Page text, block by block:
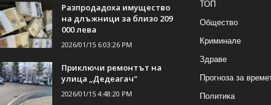
Разпродадоха имущество
на длъжници за близо 209
000 лева
2026/01/15 6:03:26 PM
Приключи ремонтът на
улица „Дедеагач“
2026/01/15 4:48:20 PM
ТОП
Общество
Криминале
Здраве
Прогноза за
Политика